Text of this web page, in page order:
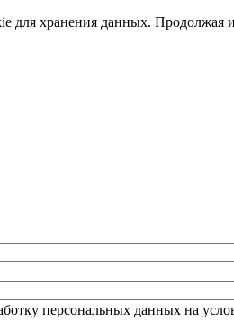
для хранения данных. Продолжая
персональных данных на